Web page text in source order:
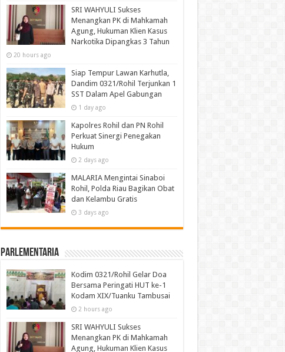
SRI WAHYULI Sukses
Menangkan PK di Mahkamah
Agung, Hukuman Klien Kasus
Narkotika Dipangkas 3 Tahun
20 hours ago
Siap Tempur Lawan Karhutla,
Dandim 0321/Rohil Terjunkan 1
SST Dalam Apel Gabungan
1 day ago
Kapolres Rohil dan PN Rohil
Perkuat Sinergi Penegakan
Hukum
2 days ago
MALARIA Mengintai Sinaboi
Rohil, Polda Riau Bagikan Obat
dan Kelambu Gratis
3 days ago
Parlementaria
Kodim 0321/Rohil Gelar Doa
Bersama Peringati HUT ke-1
Kodam XIX/Tuanku Tambusai
2 hours ago
SRI WAHYULI Sukses
Menangkan PK di Mahkamah
Agung, Hukuman Klien Kasus